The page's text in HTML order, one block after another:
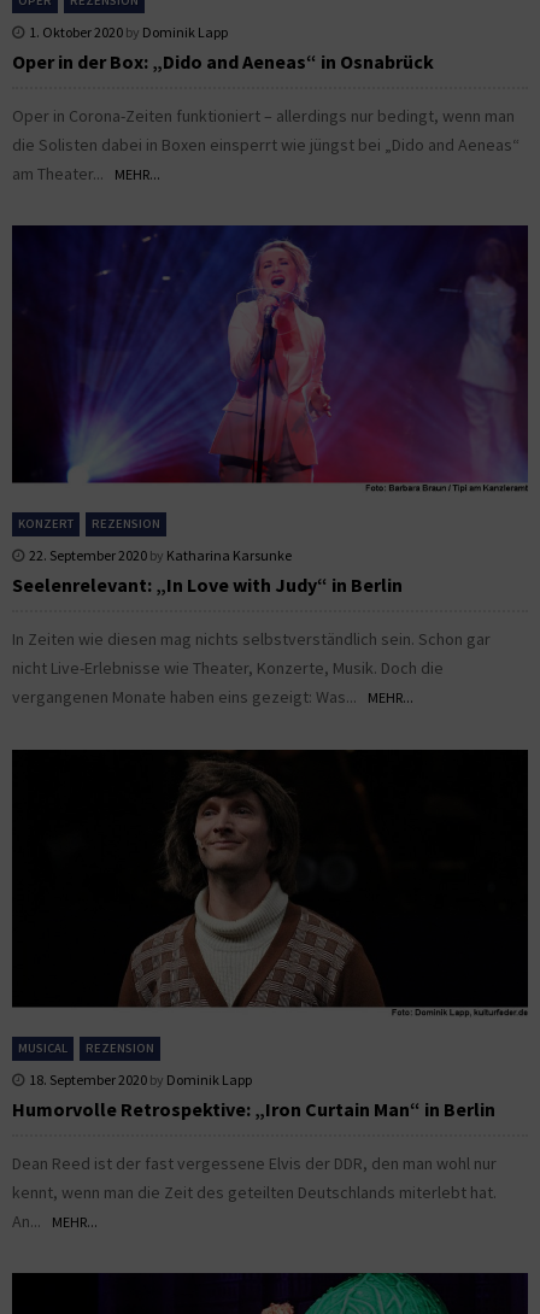
1. Oktober 2020 by Dominik Lapp
Oper in der Box: „Dido and Aeneas“ in Osnabrück
Oper in Corona-Zeiten funktioniert – allerdings nur bedingt, wenn man
die Solisten dabei in Boxen einsperrt wie jüngst bei „Dido and Aeneas“
am Theater...
MEHR...
KONZERT REZENSION
22. September 2020 by Katharina Karsunke
Seelenrelevant: „In Love with Judy“ in Berlin
In Zeiten wie diesen mag nichts selbstverständlich sein. Schon gar
nicht Live-Erlebnisse wie Theater, Konzerte, Musik. Doch die
vergangenen Monate haben eins gezeigt: Was...
MEHR...
MUSICAL REZENSION
18. September 2020 by Dominik Lapp
Humorvolle Retrospektive: „Iron Curtain Man“ in Berlin
Dean Reed ist der fast vergessene Elvis der DDR, den man wohl nur
kennt, wenn man die Zeit des geteilten Deutschlands miterlebt hat.
An...
MEHR...